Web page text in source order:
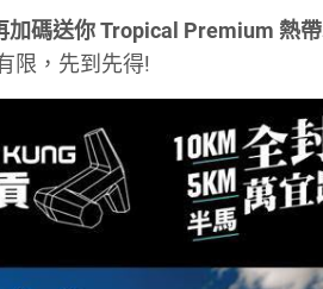
加碼送你 Tropical Premium 熱
限，先到先得!